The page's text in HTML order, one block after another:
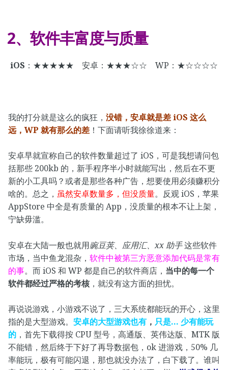
2、软件丰富度与质量
iOS ：★★★★★ 安卓：★★★☆☆ WP：★☆☆☆☆
我的打分就是这么的疯狂， 没错，安卓就是差 iOS 这么
远，WP 就有那么的差 ！下面请听我徐徐道来：
安卓早就宣称自己的软件数量超过了 iOS，可是我想请问包
括那些 200kb 的，新手程序半小时就能写出，然后在不更
新的小工具吗？或者是那些各种广告，想要使用必须赚积分
啥的。总之， 虽然安卓数量多，但没质量。反观 iOS，苹果
AppStore 中全是有质量的 App，没质量的根本不让上架，
宁缺毋滥。
安卓在大陆一般也就用豌豆荚、应用汇、xx 助手这些软件
市场，当中鱼龙混杂， 软件中被第三方恶意添加代码是常有
的事。而 iOS 和 WP 都是自己的软件商店， 当中的每一个
软件都经过严格的考核，就没有这方面的担忧。
再说说游戏，小游戏不说了，三大系统都能玩的开心，这里
指的是大型游戏。 安卓的大型游戏也有 ， 只是… 少有能玩
的 ，首先下载得按 CPU 型号，高通版、英伟达版、MTK 版
不能错，然后终于下好了再导数据包，ok 进游戏，50% 几
率能玩，极有可能闪退，那也就没办法了，白下载了。谁叫